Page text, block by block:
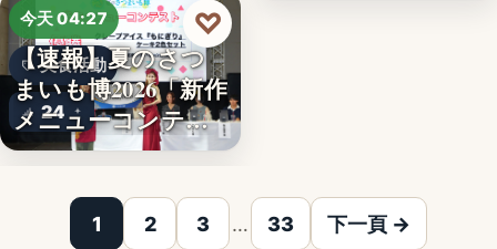
今天 04:27
美食活動
24
【速報】夏のさつ
まいも博2026「新作
メニューコンテス
ト…
♡
韓国発の人気キャ
1 2 3 … 33 下一頁 →